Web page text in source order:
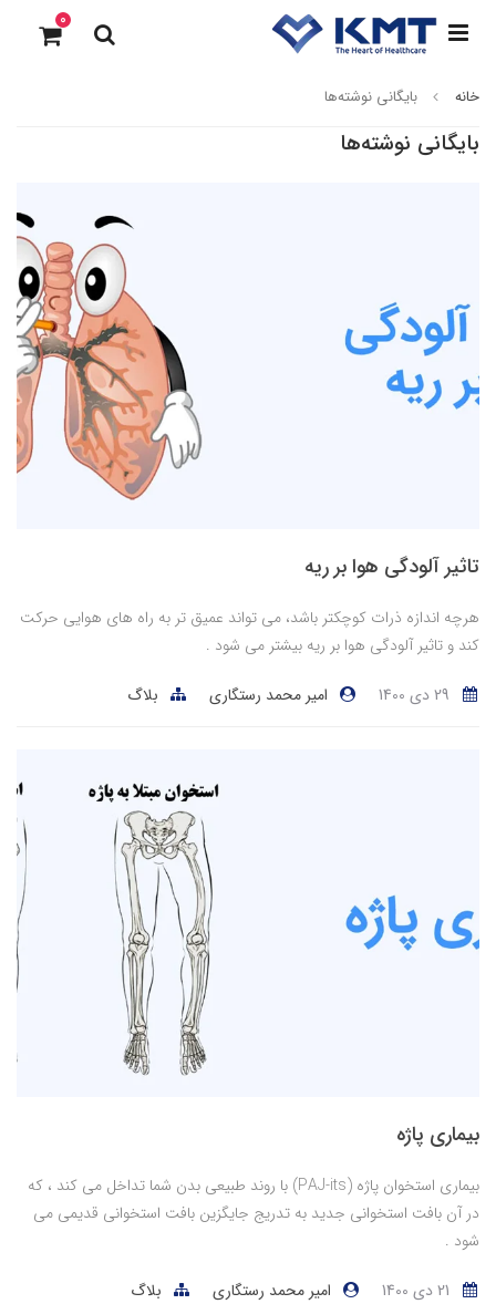
0
خانه بایگانی نوشته‌ها
بایگانی نوشته‌ها
تاثیر آلودگی هوا بر ریه
هرچه اندازه ذرات کوچکتر باشد، می تواند عمیق تر به راه های هوایی حرکت
کند و تاثیر آلودگی هوا بر ریه بیشتر می شود .
امیر محمد رستگاری بلاگ
بیماری پاژه
بیماری استخوان پاژه (PAJ-its) با روند طبیعی بدن شما تداخل می کند ، که
در آن بافت استخوانی جدید به تدریج جایگزین بافت استخوانی قدیمی می
شود .
امیر محمد رستگاری بلاگ